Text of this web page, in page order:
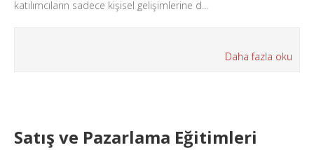
katılımcıların sadece kişisel gelişimlerine d...
Daha fazla oku
Satış ve Pazarlama Eğitimleri